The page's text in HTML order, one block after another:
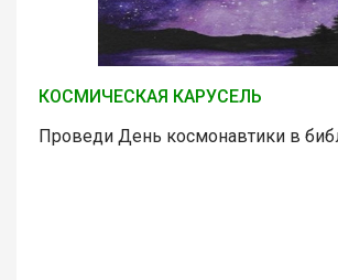
КОСМИЧЕСКАЯ КАРУСЕЛЬ
Проведи День космонавтики в